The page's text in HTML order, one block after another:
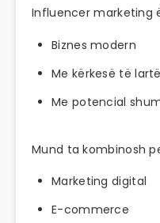
Influencer marketing
Biznes modern
Me kërkesë të lartë
Me potencial
Mund ta kombinosh
Marketing digital
E-commerce